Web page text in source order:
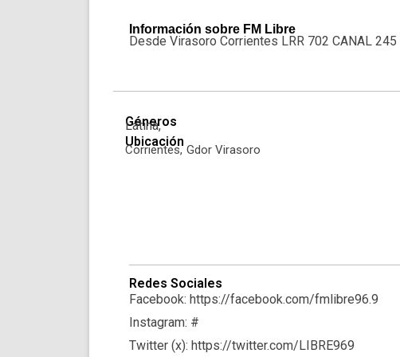
Información sobre FM Libre
Desde Virasoro Corrientes LRR 702 CANAL 245
Géneros
Latina,
Ubicación
Corrientes, Gdor Virasoro
Redes Sociales
Facebook: https://facebook.com/fmlibre96.9
Instagram: #
Twitter (x): https://twitter.com/LIBRE969